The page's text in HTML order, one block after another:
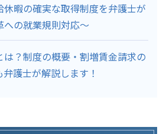
暇の確実な取得制度を弁護士が
の就業規則対応～
？制度の概要・割増賃金請求の
護士が解説します！